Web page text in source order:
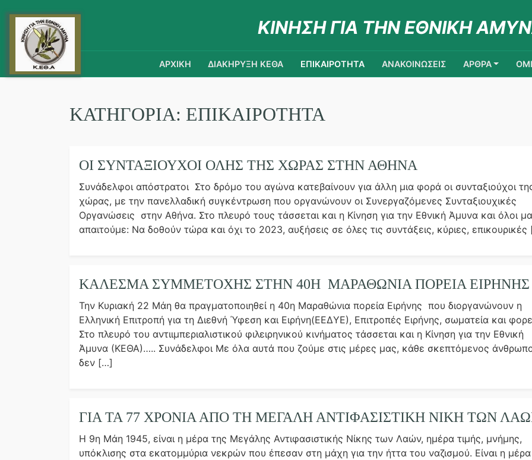
ΚΙΝΗΣΗ ΓΙΑ ΤΗΝ ΕΘΝΙΚΗ
ΑΡΧΙΚΗ ΔΙΑΚΗΡΥΞΗ ΚΕΘΑ ΕΠΙΚΑΙΡΟΤΗΤΑ ΑΝΑΚΟΙΝΩΣΕΙΣ ΑΡΘΡΑ
ΚΑΤΗΓΟΡΊΑ: ΕΠΙΚΑΙΡΟΤΗΤΑ
ΟΙ ΣΥΝΤΑΞΙΟΥΧΟΙ ΟΛΗΣ ΤΗΣ ΧΩΡΑΣ ΣΤΗΝ ΑΘΗΝΑ
Συνάδελφοι απόστρατοι Στο δρόμο του αγώνα κατεβαίνουν για άλλη μια φορά οι συνταξιούχοι
χώρας, με την πανελλαδική συγκέντρωση που οργανώνουν οι Συνεργαζόμενες Συνταξιουχικές
Οργανώσεις στην Αθήνα. Στο πλευρό τους τάσσεται και η Κίνηση για την Εθνική Άμυνα και όλοι
απαιτούμε: Να δοθούν τώρα και όχι το 2023, αυξήσεις σε όλες τις συντάξεις, κύριες,
ΚΑΛΕΣΜΑ ΣΥΜΜΕΤΟΧΗΣ ΣΤΗΝ 40Η ΜΑΡΑΘΩΝΙΑ ΠΟΡΕΙΑ ΕΙΡΗΝΗΣ
Την Κυριακή 22 Μάη θα πραγματοποιηθεί η 40η Μαραθώνια πορεία Ειρήνης που διοργανώνουν η
Ελληνική Επιτροπή για τη Διεθνή Ύφεση και Ειρήνη(ΕΕΔΥΕ), Επιτροπές Ειρήνης, σωματεία και
Στο πλευρό του αντιιμπεριαλιστικού φιλειρηνικού κινήματος τάσσεται και η Κίνηση για την Εθνική
Άμυνα (ΚΕΘΑ)….. Συνάδελφοι Με όλα αυτά που ζούμε στις μέρες μας, κάθε σκεπτόμενος
δεν […]
ΓΙΑ ΤΑ 77 ΧΡΟΝΙΑ ΑΠΟ ΤΗ ΜΕΓΑΛΗ ΑΝΤΙΦΑΣΙΣΤΙΚΗ ΝΙΚΗ ΤΩΝ
Η 9η Μάη 1945, είναι η μέρα της Μεγάλης Αντιφασιστικής Νίκης των Λαών, ημέρα τιμής, μνήμης,
υπόκλισης στα εκατομμύρια νεκρών που έπεσαν στη μάχη για την ήττα του ναζισμού. Είναι η μέρα